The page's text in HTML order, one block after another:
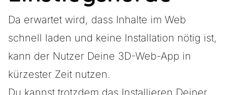
Da erwartet wird, dass Inhalte im Web
schnell laden und keine Installation nötig ist,
kann der Nutzer Deine 3D-Web-App in
kürzester Zeit nutzen.
Du kannst trotzdem das Installieren Deiner